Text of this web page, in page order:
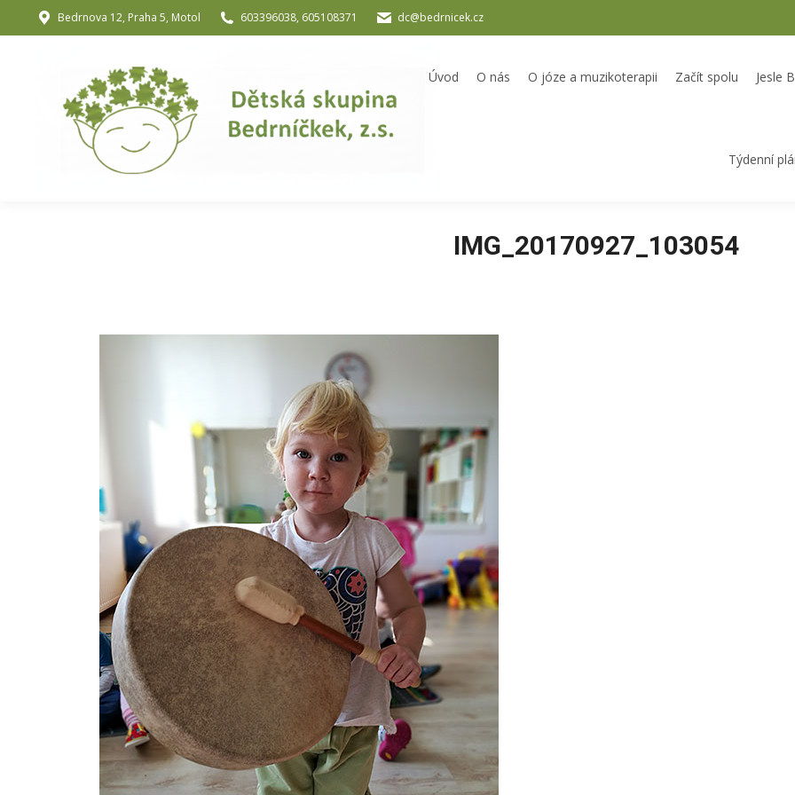
Bedrnova 12, Praha 5, Motol 603396038, 605108371 dc@bedrnicek.cz
Úvod O nás O józe a muzikoterapii Začít spolu Jesle
Týdenní
IMG_20170927_103054
Úvod O nás O józe a muzikoterapii Začít spolu Jesle Bedrníček Školka Bedrníček